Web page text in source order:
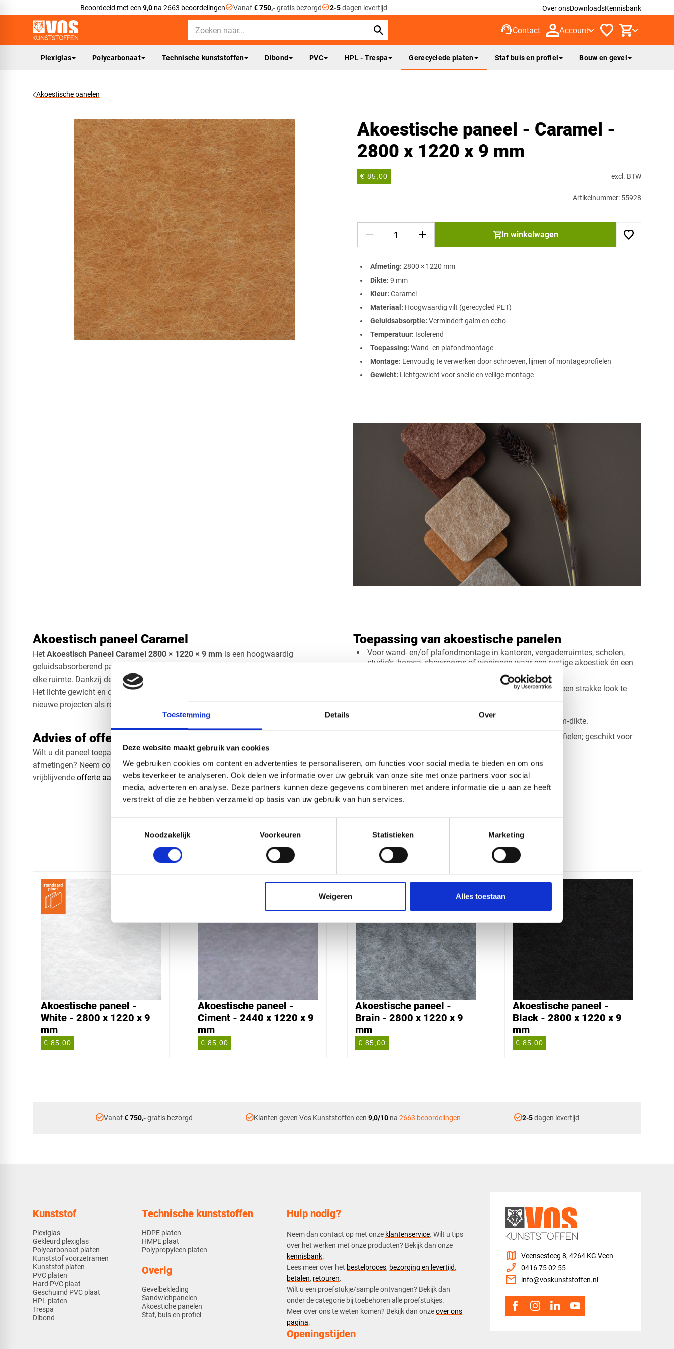
Toestemming Details Over
Deze website maakt gebruik van cookies
We gebruiken cookies om content en advertenties te personaliseren, om functies voor social media te bieden en om ons
websiteverkeer te analyseren. Ook delen we informatie over uw gebruik van onze site met onze partners voor social
media, adverteren en analyse. Deze partners kunnen deze gegevens combineren met andere informatie die u aan ze heeft
verstrekt of die ze hebben verzameld op basis van uw gebruik van hun services.
Noodzakelijk
Voorkeuren Statistieken Marketing
Weigeren Alles toestaan
Beoordeeld met een 9,0na 2663 beoordelingencheck_circleVanaf€ 750,-gratis bezorgdcheck_circle2-5dagen levertijd Over onsDownloadsKennisbank
support_agentContact Account
Plexiglas Polycarbonaat Technische kunststoffen Dibond PVC HPL - Trespa Gerecyclede platen Staf buis en profiel Bouw en gevel
Akoestische panelen
Akoestische paneel - Caramel -
2800 x 1220 x 9 mm
€ 85,00 excl. BTW
Artikelnummer: 55928
In winkelwagen
Afmeting: 2800 × 1220 mm
Dikte: 9 mm
Kleur: Caramel
Materiaal: Hoogwaardig vilt (gerecycled PET)
Geluidsabsorptie: Vermindert galm en echo
Temperatuur: Isolerend
Toepassing: Wand- en plafondmontage
Montage: Eenvoudig te verwerken door schroeven, lijmen of montageprofielen
Gewicht: Lichtgewicht voor snelle en veilige montage
Akoestisch paneel Caramel
Het Akoestisch Paneel Caramel 2800 × 1220 × 9 mm is een hoogwaardig
geluidsabsorberend paneel dat zorgt voor een rustige, comfortabele akoestiek in
elke ruimte. Dankzij de neutrale kleur past het paneel moeiteloos in alle interieurs.
Het lichte gewicht en de strakke afwerking maken dit paneel ideaal voor zowel
nieuwe projecten als renovaties.
Advies of offerte nodig?
Wilt u dit paneel toepassen in uw project of combineren met andere kleuren of
afmetingen? Neem contact met ons op voor persoonlijk advies of vraag direct een
vrijblijvende offerte aan
Toepassing van akoestische panelen
Voor wand- en/of plafondmontage in kantoren, vergaderruimtes, scholen,
studio’s, horeca, showrooms of woningen waar een rustige akoestiek én een
Grote maat maakt het geschikt om met minder voegen een strakke look te
creëren, handig bij grotere wanden of plafonds.
Lichtgewicht en eenvoudig hanteerbaar dankzij de 9 mm‑dikte.
Te monteren met schroef, lijm of passende montageprofielen; geschikt voor
Handig om er bij te kopen
Akoestische paneel -
White - 2800 x 1220 x 9
mm
€ 85,00
Akoestische paneel -
Ciment - 2440 x 1220 x 9
mm
€ 85,00
Akoestische paneel -
Brain - 2800 x 1220 x 9
mm
€ 85,00
Akoestische paneel -
Black - 2800 x 1220 x 9
mm
€ 85,00
check_circleVanaf€ 750,-gratis bezorgd check_circleKlanten geven Vos Kunststoffen een 9,0/10 na 2663 beoordelingen check_circle2-5dagen levertijd
Kunststof
Plexiglas
Gekleurd plexiglas
Polycarbonaat platen
Kunststof voorzetramen
Kunststof platen
PVC platen
Hard PVC plaat
Geschuimd PVC plaat
HPL platen
Trespa
Dibond
Technische kunststoffen
HDPE platen
HMPE plaat
Polypropyleen platen
Overig
Gevelbekleding
Sandwichpanelen
Akoestiche panelen
Staf, buis en profiel
Hulp nodig?
Neem dan contact op met onze klantenservice. Wilt u tips
over het werken met onze producten? Bekijk dan onze
kennisbank.
​Lees meer over het bestelproces, bezorging en levertijd,
betalen, retouren.​
​Wilt u een proefstukje/sample ontvangen? Bekijk dan
onder de categorie bij toebehoren alle proefstukjes.
​​Meer over ons te weten komen? Bekijk dan onzeover ons
pagina.
Openingstijden
map Veensesteeg 8, 4264 KG Veen
phone_enabled 0416 75 02 55
mail info@voskunststoffen.nl